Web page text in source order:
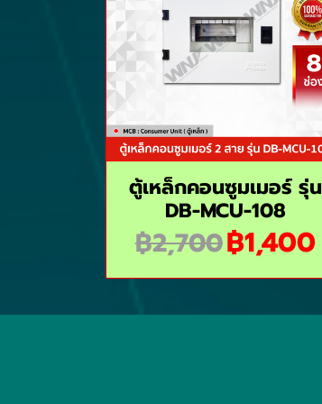
ตู้เหล็กคอนซูมเมอร์ รุ่น
DB-MCU-108
฿2,700฿1,400